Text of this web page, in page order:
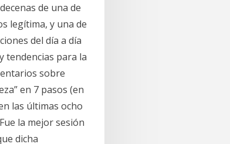
de una de
legítima, y una de
del día a día
tendencias para la
sobre
en 7 pasos (en
las últimas ocho
la mejor sesión
dicha